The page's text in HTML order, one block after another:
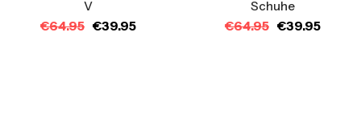
V
€64.95 €39.95
Schuhe
€64.95 €39.95